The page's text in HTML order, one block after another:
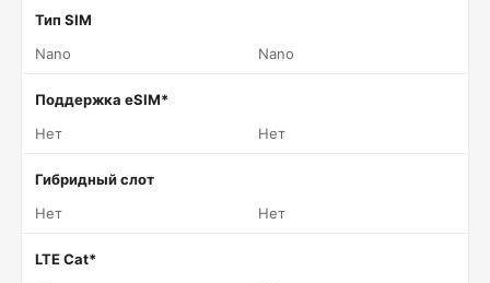
Тип SIM
Nano
Nano
Поддержка eSIM*
Нет
Нет
Гибридный слот
Нет
Нет
LTE Cat*